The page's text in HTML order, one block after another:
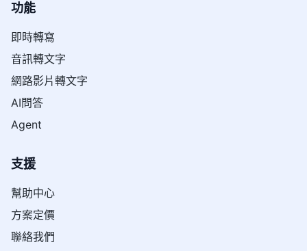
功能
即時轉寫
音訊轉文字
網路影片轉文字
AI問答
Agent
支援
幫助中心
方案定價
聯絡我們